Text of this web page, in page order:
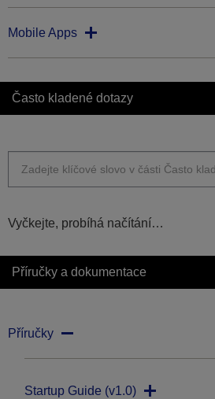
Mobile Apps
Často kladené dotazy
Vyčkejte, probíhá načítání…
Příručky a dokumentace
Příručky
Startup Guide (v1.0)